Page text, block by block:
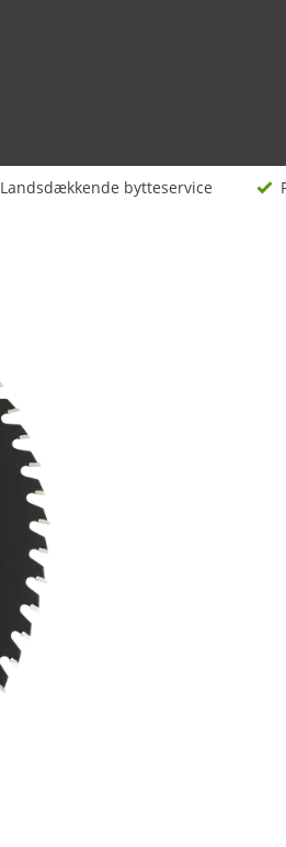
Landsdækkende bytteservice